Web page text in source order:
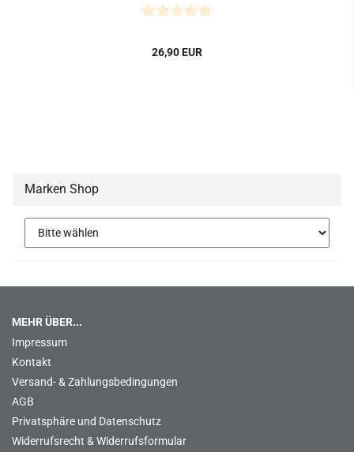
26,90 EUR
Marken Shop
MEHR ÜBER...
Impressum
Kontakt
Versand- & Zahlungsbedingungen
AGB
Privatsphäre und Datenschutz
Widerrufsrecht & Widerrufsformular